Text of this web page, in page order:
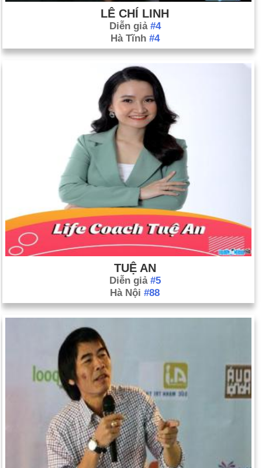
LÊ CHÍ LINH
Diễn giả #4
Hà Tĩnh #4
TUỆ AN
Diễn giả #5
Hà Nội #88